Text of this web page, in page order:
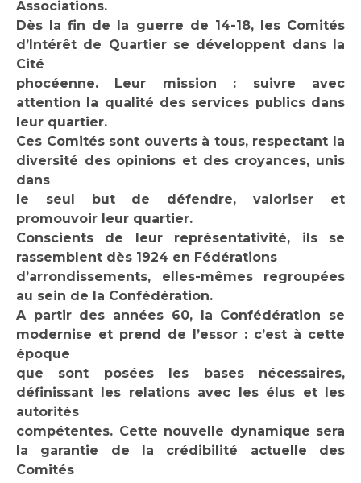
Associations.
Dès la fin de la guerre de 14-18, les Comités
d’Intérêt de Quartier se développent dans la
Cité
phocéenne. Leur mission : suivre avec
attention la qualité des services publics dans
leur quartier.
Ces Comités sont ouverts à tous, respectant la
diversité des opinions et des croyances, unis
dans
le seul but de défendre, valoriser et
promouvoir leur quartier.
Conscients de leur représentativité, ils se
rassemblent dès 1924 en Fédérations
d’arrondissements, elles-mêmes regroupées
au sein de la Confédération.
A partir des années 60, la Confédération se
modernise et prend de l’essor : c’est à cette
époque
que sont posées les bases nécessaires,
définissant les relations avec les élus et les
autorités
compétentes. Cette nouvelle dynamique sera
la garantie de la crédibilité actuelle des
Comités